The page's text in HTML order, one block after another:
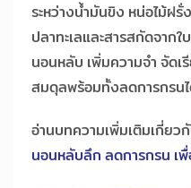
ระหว่างน้ำมันขิง หน่อไม้ฝ
ปลาทะเลและสารสกัดจาก
นอนหลับ เพิ่มความจำ จัดเ
สมดุลพร้อมทั้งลดการกรน
อ่านบทความเพิ่มเติมเกี่ยว
นอนหลับลึก ลดการกรน เ